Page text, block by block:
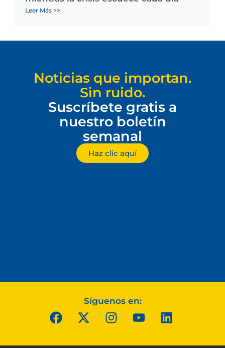
Leer Más >>
Noticias que importan.
Sin ruido.
Suscríbete gratis a
nuestro boletín
semanal
Haz clic aquí
Síguenos en: